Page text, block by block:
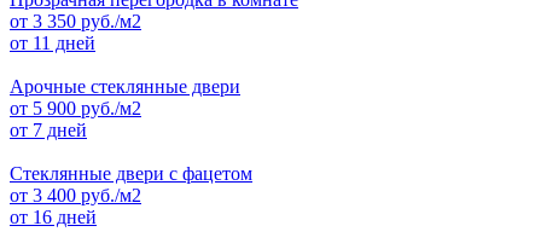
от 3 350 руб./м2
от 11 дней
Арочные стеклянные двери
от 5 900 руб./м2
от 7 дней
Стеклянные двери с фацетом
от 3 400 руб./м2
от 16 дней